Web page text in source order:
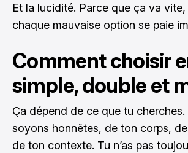
Et la lucidité. Parce que ça va
chaque mauvaise option se paie
Comment choisir
simple, double et
Ça dépend de ce que tu cherches.
soyons honnêtes, de ton corps,
de ton contexte. Tu n’as pas